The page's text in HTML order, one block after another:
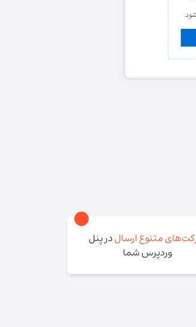
متنوع ارسالدر پنل
وردپرس شما